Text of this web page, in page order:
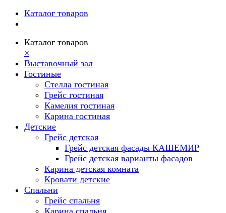
Каталог товаров
Каталог товаров
×
Выставочный зал
Гостиные
Стелла гостиная
Грейс гостиная
Камелия гостиная
Карина гостиная
Детские
Грейс детская
Грейс детская фасады КАШЕМИР
Грейс детская варианты фасадов
Карина детская комната
Кровати детские
Спальни
Грейс спальня
Карина спальня